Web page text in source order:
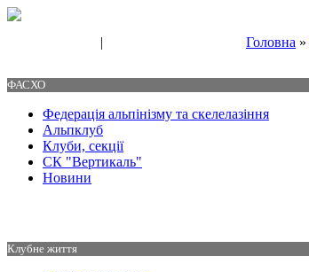
| Головна »
ФАСХО
Федерація альпінізму та скелелазіння
Альпклуб
Клуби, секції
СК "Вертикаль"
Новини
Клубне життя